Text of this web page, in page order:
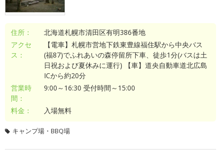
住所：
北海道札幌市清田区有明386番地
アクセ
ス：
【電車】札幌市営地下鉄東豊線福住駅から中央バス
(福87)でふれあいの森停留所下車、徒歩1分(バスは土
日祝および夏休みに運行) 【車】道央自動車道北広島
ICから約20分
営業時
間：
9:00～16:30 受付時間～15:00
料金： 入場無料
キャンプ場・BBQ場